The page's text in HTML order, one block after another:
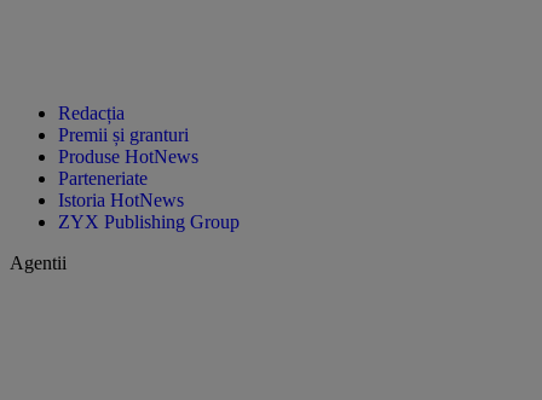
Redacția
Premii și granturi
Produse HotNews
Parteneriate
Istoria HotNews
ZYX Publishing Group
Agentii